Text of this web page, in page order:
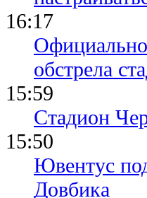
16:17
обстрела
15:59
Стадион
15:50
Ювентус
Довбика